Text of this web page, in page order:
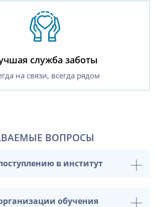
служба заботы
на связи, всегда рядом
ВОПРОСЫ
в институт
обучения